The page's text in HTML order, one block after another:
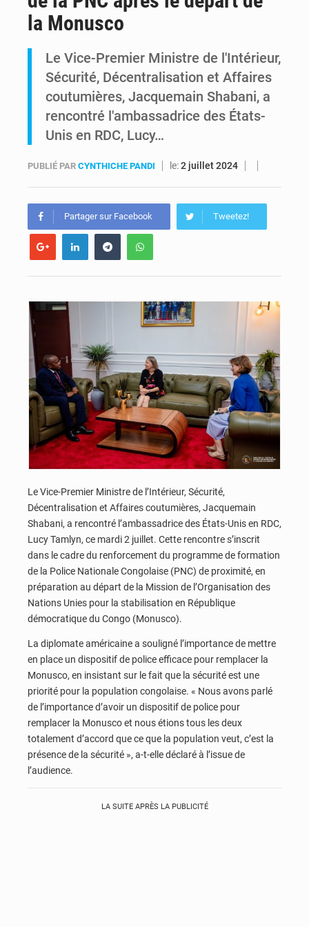
RDC : Raïssa Malu lance les préparatifs d’une Table ronde nationale sur l’éducation inclusive des enfants handicapés
la Monusco
Le Vice-Premier Ministre de l'Intérieur,
Sécurité, Décentralisation et Affaires
coutumières, Jacquemain Shabani, a
rencontré l'ambassadrice des États-
Unis en RDC, Lucy…
PUBLIÉ PAR CYNTHICHE PANDI le:2 juillet 2024
Partager sur Facebook Tweetez!
Le Vice-Premier Ministre de l’Intérieur, Sécurité,
Décentralisation et Affaires coutumières, Jacquemain
Shabani, a rencontré l’ambassadrice des États-Unis en RDC,
Lucy Tamlyn, ce mardi 2 juillet. Cette rencontre s’inscrit
dans le cadre du renforcement du programme de formation
de la Police Nationale Congolaise (PNC) de proximité, en
préparation au départ de la Mission de l’Organisation des
Nations Unies pour la stabilisation en République
démocratique du Congo (Monusco).
La diplomate américaine a souligné l’importance de mettre
en place un dispositif de police efficace pour remplacer la
Monusco, en insistant sur le fait que la sécurité est une
priorité pour la population congolaise. « Nous avons parlé
de l’importance d’avoir un dispositif de police pour
remplacer la Monusco et nous étions tous les deux
totalement d’accord que ce que la population veut, c’est la
présence de la sécurité », a-t-elle déclaré à l’issue de
l’audience.
LA SUITE APRÈS LA PUBLICITÉ